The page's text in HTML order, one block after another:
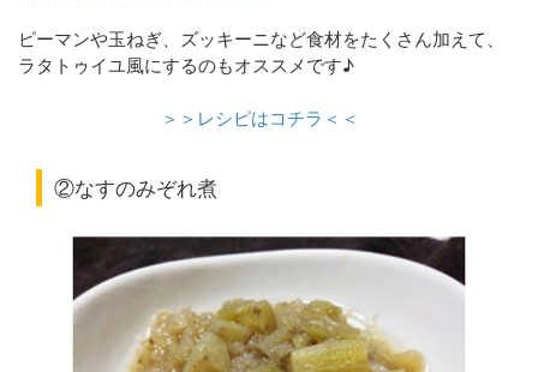
ピーマンや玉ねぎ、ズッキーニなど食材をたくさん加えて、
ラタトゥイユ風にするのもオススメです♪
＞＞レシピはコチラ＜＜
②なすのみぞれ煮